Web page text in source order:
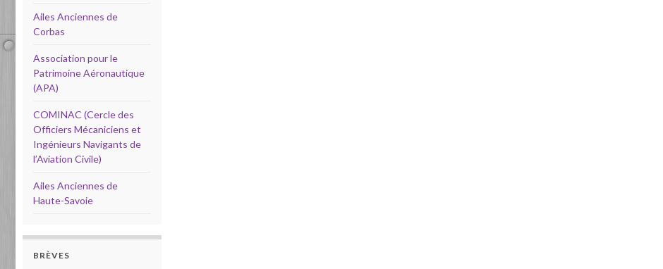
Ailes Anciennes de
Corbas
Association pour le
Patrimoine Aéronautique
(APA)
COMINAC (Cercle des
Officiers Mécaniciens et
Ingénieurs Navigants de
l’Aviation Civile)
Ailes Anciennes de
Haute-Savoie
BRÈVES